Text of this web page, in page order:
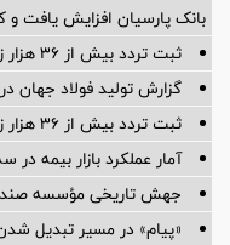
بانک پارسیان افزایش یافت و کفایت
ثبت تردد بیش از ۳۶ هزار زائر اربعین از مرز شلمچه در یکم مرداد
گزارش تولید فولاد جهان در
ثبت تردد بیش از ۳۶ هزار زائر اربعین از مرز شلمچه در یکم مرداد
آمار عملكرد بازار بیمه در سه ماهه
جهش تاریخی مؤسسه
«پیام» در مسیر تبدیل